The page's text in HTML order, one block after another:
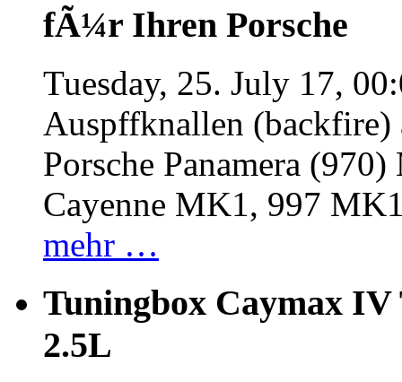
fÃ¼r Ihren Porsche
Tuesday, 25. July 17,
Auspffknallen
Porsche Panamera
Cayenne MK1, 997
mehr …
Tuningbox Caymax IV
2.5L